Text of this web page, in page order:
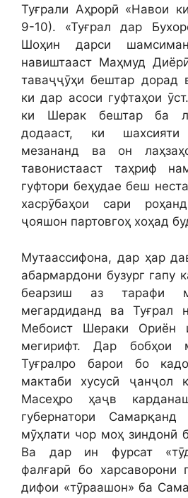
Туғрали Аҳрорӣ «Навои
9-10). «Туғрал дар
Шоҳин дарси
навиштааст Маҳмуд
таваҷҷӯҳи бештар дорад
ки дар асоси гуфтаҳои
ки Шерак бештар ба
додааст, ки
мезананд ва он
тавонистааст таҳриф
гуфтори беҳудае беш
хасрӯбаҳои сари
ҷояшон партовгоҳ хоҳад
Мутаассифона, дар ҳар
абармардони бузург гапу
беарзиш аз тарафи
мегардиданд ва Туғрал
Мебоист Шераки Ориён
мегирифт. Дар бобҳои
Туғралро барои бо
мактаби хусусӣ ҷанҷол
Масеҳро ҳаҷв
губернатори
мӯҳлати чор моҳ зиндонӣ
Ва дар ин фурсат
фалғарӣ бо харсаворони
дифои «тӯраашон» ба